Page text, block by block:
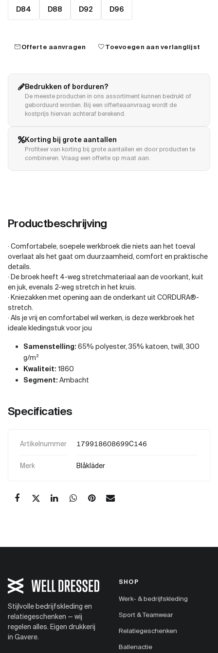
D84 D88 D92 D96
mailOfferte aanvragen favoriteToevoegen aan verlanglijst
Bedrukken of borduren?
De meeste producten in ons assortiment kunnen bedrukt of
geborduurd worden. Bij een offerteaanvraag wordt de
kostprijs hiervan achteraf berekend.
Korting bij grote aantallen
Profiteer van korting bij grote aantallen en door producten te
combineren. Vraag een offerte op maat aan.
Productbeschrijving
· Comfortabele, soepele werkbroek die niets aan het toeval
overlaat als het gaat om duurzaamheid, comfort en praktische
details.
· De broek heeft 4-weg stretchmateriaal aan de voorkant, kuit
en juk, evenals 2-weg stretch in het kruis.
· Kniezakken met opening aan de onderkant uit CORDURA®-
stretch.
· Als je vrij en comfortabel wil werken, is deze werkbroek het
ideale kledingstuk voor jou
Samenstelling: 65% polyester, 35% katoen, twill, 300
g/m²
Kwaliteit: 1860
Segment: Ambacht
Specificaties
Artikelnummer 179918608699C146
Merk Blåkläder
Stijlvolle bedrijfskleding en
relatiegeschenken — wij
regelen alles. Eigen drukkerij
in Gavere.
SHOP
Werk- & bedrijfskleding
Sport & Teamwear
Relatiegeschenken
Ballenactie